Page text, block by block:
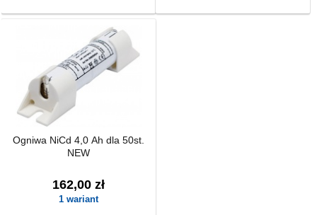
Ogniwa NiCd 4,0 Ah dla 50st.
NEW
162,00 zł
1 wariant